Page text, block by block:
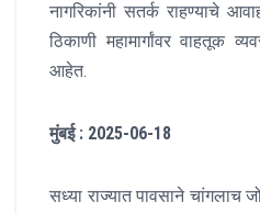
नागरिकांनी सतर्क राहण्याचे
ठिकाणी महामार्गांवर वाहतूक
आहेत.
मुंबई : 2025-06-18
सध्या राज्यात पावसाने चांगलाच